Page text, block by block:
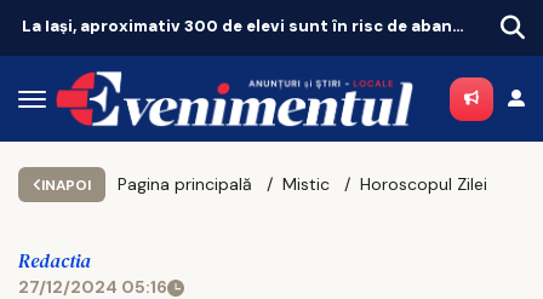
Iașul fierbe în weekend. Vezi unde merită să ieși pe 8 și 9 august
INAPOI Pagina principală Mistic Horoscopul Zilei
Redactia
27/12/2024 05:16